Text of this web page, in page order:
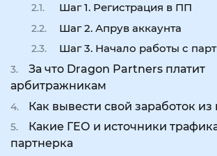
Шаг 1. Регистрация в ПП
Шаг 2. Апрув аккаунта
Шаг 3. Начало работы с
За что Dragon Partners платит
арбитражникам
Как вывести свой заработок из
Какие ГЕО и источники
партнерка